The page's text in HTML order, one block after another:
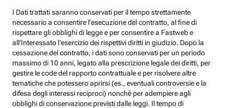
I Dati trattati saranno conservati per il tempo strettamente
necessario a consentire l’esecuzione del contratto, al fine di
rispettare gli obblighi di legge e per consentire a Fastweb e
all’Interessato l’esercizio dei rispettivi diritti in giudizio. Dopo la
cessazione del contratto, i dati sono conservati per un periodo
massimo di 10 anni, legato alla prescrizione legale dei diritti, per
gestire le code del rapporto contrattuale e per risolvere altre
tematiche che potessero aprirsi (es., eventuali controversie e la
difesa degli interessi reciproci) nonché per adempiere agli
obblighi di conservazione previsti dalle leggi. Il tempo di